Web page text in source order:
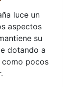
luce un
aspectos
su
dotando a
pocos